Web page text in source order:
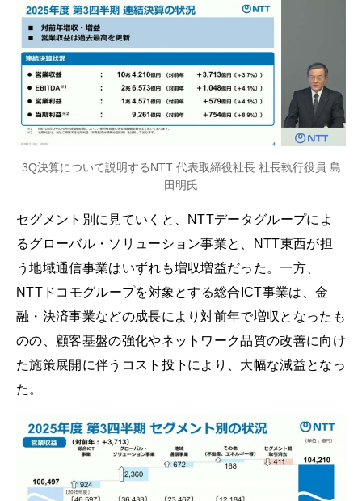
3Q決算について説明するNTT 代表取締役社長 社長執行役員 島
田明氏
セグメント別に見ていくと、NTTデータグループによ
るグローバル・ソリューション事業と、NTT東西が担
う地域通信事業はいずれも増収増益だった。一方、
NTTドコモグループを対象とする総合ICT事業は、金
融・決済事業などの成長により対前年で増収となったも
のの、顧客基盤の強化やネットワーク品質の改善に向け
た施策展開に伴うコスト投下により、大幅な減益となっ
た。